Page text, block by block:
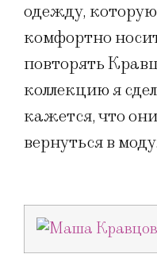
одежду,
комфортно
повторять
коллекцию я
кажется, что
вернуться в моду.